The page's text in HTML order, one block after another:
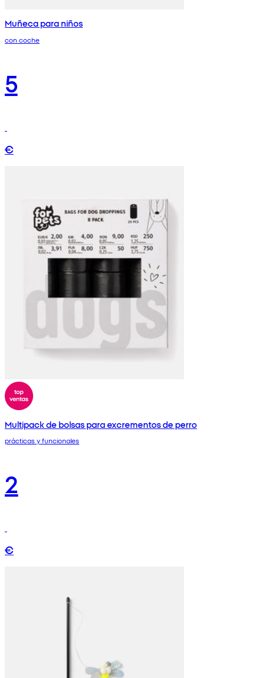
Muñeca para niños
con coche
5
€
Multipack de bolsas para excrementos de perro
prácticas y funcionales
2
€